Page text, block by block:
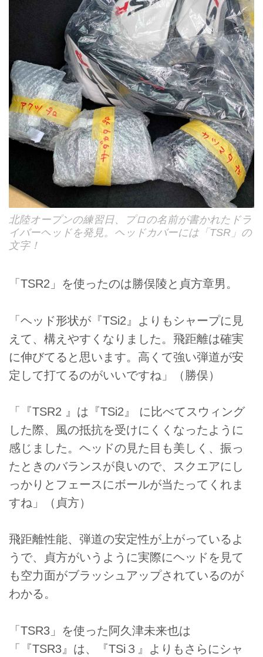
北陸オープンの練習日、プロの名前が書かれたドラ
イバーヘッドを発見。ヘッドカバーには「TSR」の
文字！
「TSR2」を使ったのは勝俣陵と貞方章男。
「ヘッド形状が『TSi2』よりもシャープに見
えて、構えやすくなりました。飛距離は確実
に伸びてると思います。高くて強い弾道が安
定して打てるのがいいですね」（勝俣）
「『TSR2 』は『TSi2』 に比べてスウィング
した際、風の抵抗を受けにくくなったように
感じました。ヘッドの見た目も美しく、振っ
たときのバランスが良いので、スクエアにし
っかりとフェースにボールが当たってくれま
すね」（貞方）
飛距離性能、弾道の安定性が上がっているよ
うで、貞方がいうように実際にヘッドを見て
も空力面がブラッシュアップされているのが
わかる。
「TSR3」を使った阿久津未来也は
「『TSR3』は、『TSi３』よりもさらにシャ